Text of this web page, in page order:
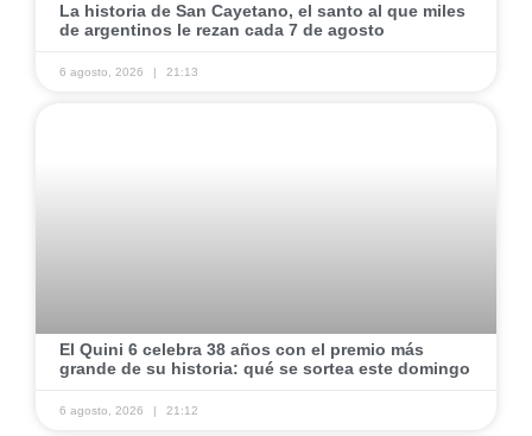
La historia de San Cayetano, el santo al que miles
de argentinos le rezan cada 7 de agosto
6 agosto, 2026 21:13
El Quini 6 celebra 38 años con el premio más
grande de su historia: qué se sortea este domingo
6 agosto, 2026 21:12